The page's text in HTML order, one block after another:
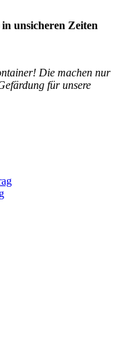
unsicheren Zeiten
Die machen nur
für unsere